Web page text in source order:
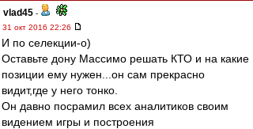
vlad45 -
31 окт 2016 22:26
И по селекции-о)
Оставьте дону Массимо решать КТО и на какие
позиции ему нужен...он сам прекрасно
видит,где у него тонко.
Он давно посрамил всех аналитиков своим
видением игры и построения